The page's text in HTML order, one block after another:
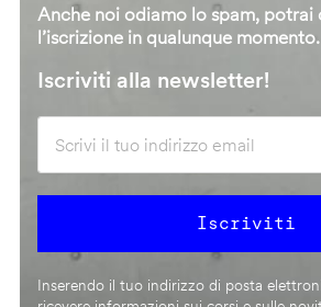
Anche noi odiamo lo spam, potrai
l’iscrizione in qualunque momento.
Iscriviti alla newsletter!
Inserendo il tuo indirizzo di posta